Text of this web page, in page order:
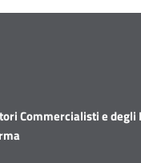
Commercialisti e degli